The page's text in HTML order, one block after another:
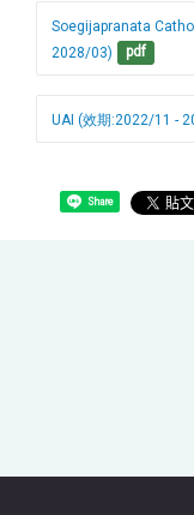
Soegijapranata
2028/03)
pdf
UAI (效期:2022/11 -
Share